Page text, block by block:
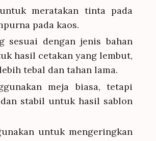
meratakan tinta pada
pada kaos.
dengan jenis bahan
hasil cetakan yang lembut,
tebal dan tahan lama.
meja biasa, tetapi
stabil untuk hasil sablon
untuk mengeringkan